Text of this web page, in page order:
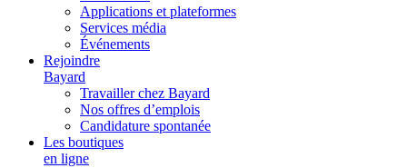
Applications et plateformes
Services média
Événements
Rejoindre
Bayard
Travailler chez Bayard
Nos offres d’emplois
Candidature spontanée
Les boutiques
en ligne